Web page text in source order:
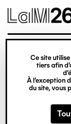
Gestion des
Ce site
tiers afin
À l’exception
du site, vous
contenu